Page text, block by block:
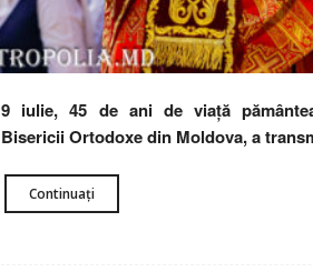
iulie, 45 de ani de viață
Ortodoxe din Moldova, a
Continuați